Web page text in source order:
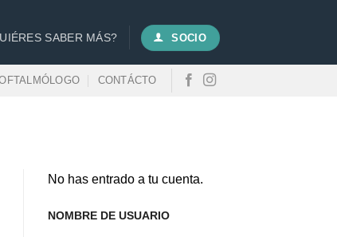
SABER MÁS? SOCIO
CONTÁCTO
No has entrado a tu cuenta.
NOMBRE DE USUARIO